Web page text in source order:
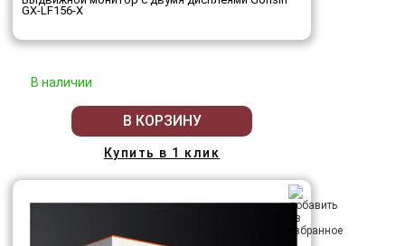
GX-LF156-X
В наличии
В КОРЗИНУ
Купить в 1 клик